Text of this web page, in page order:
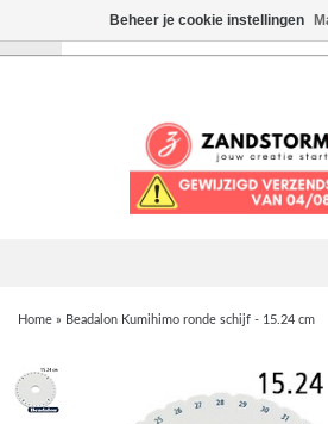
Home » Beadalon Kumihimo ronde schijf - 15.24 cm
Beheer je cookie instellingen